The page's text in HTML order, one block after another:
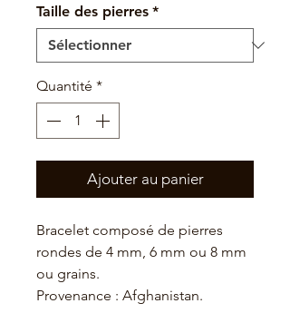
Taille des pierres *
Quantité *
Ajouter au panier
Bracelet composé de pierres
rondes de 4 mm, 6 mm ou 8 mm
ou grains.
Provenance : Afghanistan.